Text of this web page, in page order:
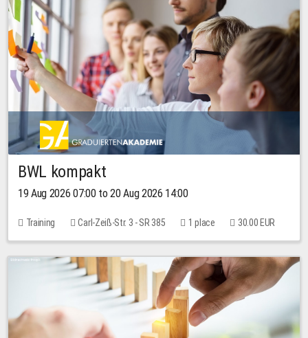
BWL kompakt
19 Aug 2026 07:00 to 20 Aug 2026 14:00
Training Carl-Zeiß-Str. 3 - SR 385 1 place 30.00 EUR